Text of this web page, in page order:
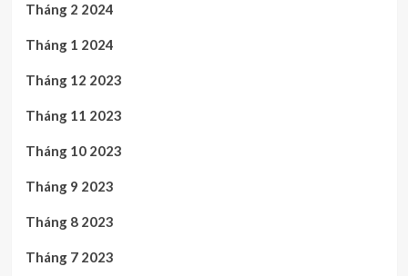
Tháng 2 2024
Tháng 1 2024
Tháng 12 2023
Tháng 11 2023
Tháng 10 2023
Tháng 9 2023
Tháng 8 2023
Tháng 7 2023